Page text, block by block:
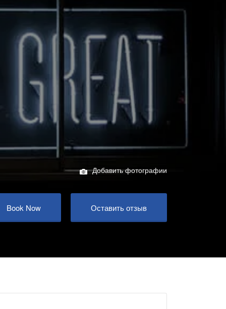
Добавить фотографии
Book Now Оставить отзыв